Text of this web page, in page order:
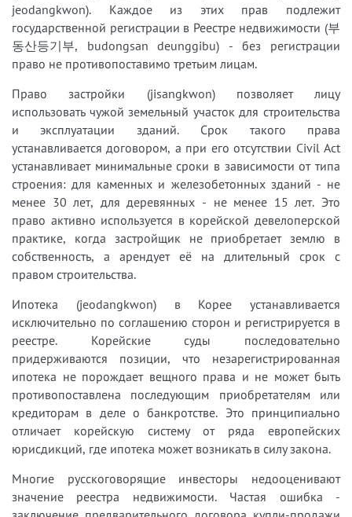
jeodangkwon). Каждое из этих прав подлежит
государственной регистрации в Реестре недвижимости (부
동산등기부, budongsan deunggibu) - без регистрации
право не противопоставимо третьим лицам.
Право застройки (jisangkwon) позволяет лицу
использовать чужой земельный участок для строительства
и эксплуатации зданий. Срок такого права
устанавливается договором, а при его отсутствии Civil Act
устанавливает минимальные сроки в зависимости от типа
строения: для каменных и железобетонных зданий - не
менее 30 лет, для деревянных - не менее 15 лет. Это
право активно используется в корейской девелоперской
практике, когда застройщик не приобретает землю в
собственность, а арендует её на длительный срок с
правом строительства.
Ипотека (jeodangkwon) в Корее устанавливается
исключительно по соглашению сторон и регистрируется в
реестре. Корейские суды последовательно
придерживаются позиции, что незарегистрированная
ипотека не порождает вещного права и не может быть
противопоставлена последующим приобретателям или
кредиторам в деле о банкротстве. Это принципиально
отличает корейскую систему от ряда европейских
юрисдикций, где ипотека может возникать в силу закона.
Многие русскоговорящие инвесторы недооценивают
значение реестра недвижимости. Частая ошибка -